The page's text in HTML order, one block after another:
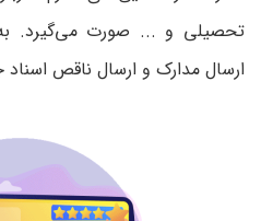
تحصیلی و ... صورت می‌گیرد. به
ارسال مدارک و ارسال ناقص